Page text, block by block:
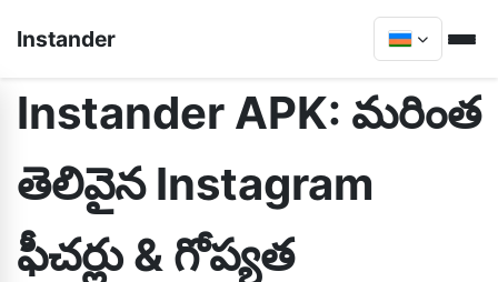
Instander
Instander APK: మరింత
తెలివైన Instagram
ఫీచర్లు & గోప్యత